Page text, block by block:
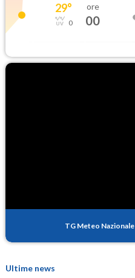
29°
0
ore
00
TG Meteo Nazionale
Ultime news